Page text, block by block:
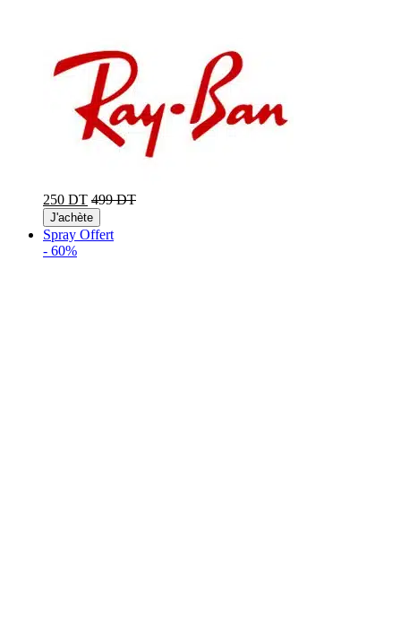
250 DT 499 DT
J'achète
Spray Offert
- 60%